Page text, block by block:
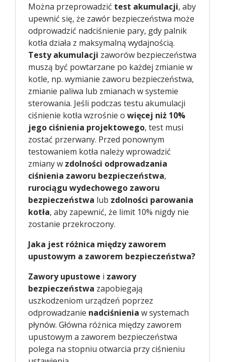
Można przeprowadzić test akumulacji, aby
upewnić się, że zawór bezpieczeństwa może
odprowadzić nadciśnienie pary, gdy palnik
kotła działa z maksymalną wydajnością.
Testy akumulacji zaworów bezpieczeństwa
muszą być powtarzane po każdej zmianie w
kotle, np. wymianie zaworu bezpieczeństwa,
zmianie paliwa lub zmianach w systemie
sterowania. Jeśli podczas testu akumulacji
ciśnienie kotła wzrośnie o więcej niż 10%
jego ciśnienia projektowego, test musi
zostać przerwany. Przed ponownym
testowaniem kotła należy wprowadzić
zmiany w zdolności odprowadzania
ciśnienia zaworu bezpieczeństwa,
rurociągu wydechowego zaworu
bezpieczeństwa lub zdolności parowania
kotła, aby zapewnić, że limit 10% nigdy nie
zostanie przekroczony.
Jaka jest różnica między zaworem
upustowym a zaworem bezpieczeństwa?
Zawory upustowe i zawory
bezpieczeństwa zapobiegają
uszkodzeniom urządzeń poprzez
odprowadzanie nadciśnienia w systemach
płynów. Główna różnica między zaworem
upustowym a zaworem bezpieczeństwa
polega na stopniu otwarcia przy ciśnieniu